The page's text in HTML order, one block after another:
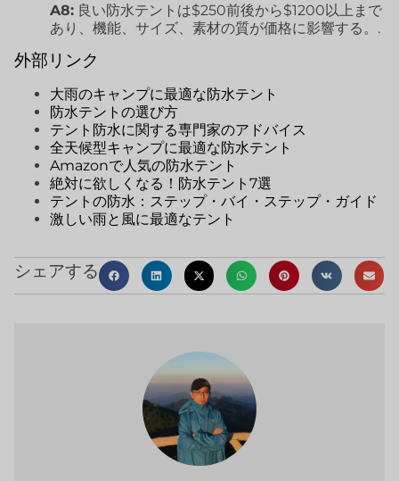
A8: 良い防水テントは$250前後から$1200以上まで
あり、機能、サイズ、素材の質が価格に影響する。.
外部リンク
大雨のキャンプに最適な防水テント
防水テントの選び方
テント防水に関する専門家のアドバイス
全天候型キャンプに最適な防水テント
Amazonで人気の防水テント
絶対に欲しくなる！防水テント7選
テントの防水：ステップ・バイ・ステップ・ガイド
激しい雨と風に最適なテント
シェアする